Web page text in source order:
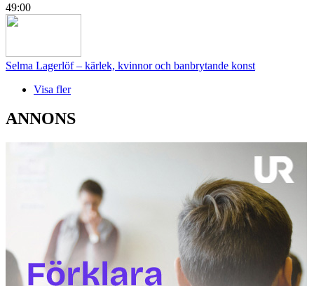
49:00
Selma Lagerlöf – kärlek, kvinnor och banbrytande konst
Visa fler
ANNONS